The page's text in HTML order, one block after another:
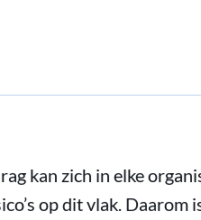
kan zich in elke
op dit vlak.